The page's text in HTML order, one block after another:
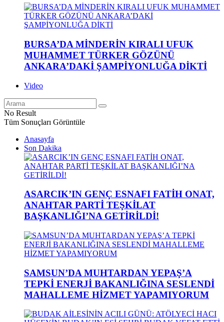
BURSA’DA MİNDERİN KIRALI UFUK
MUHAMMET TÜRKER GÖZÜNÜ
ANKARA’DAKİ ŞAMPİYONLUĞA DİKTİ
Video
No Result
Tüm Sonuçları Görüntüle
Anasayfa
Son Dakika
ASARCIK’IN GENÇ ESNAFI FATİH ONAT,
ANAHTAR PARTİ TEŞKİLAT
BAŞKANLIĞI’NA GETİRİLDİ!
SAMSUN’DA MUHTARDAN YEPAŞ’A
TEPKİ ENERJİ BAKANLIĞINA SESLENDİ
MAHALLEME HİZMET YAPAMIYORUM